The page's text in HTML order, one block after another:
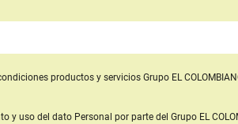
productos y servicios Grupo EL
y uso del dato Personal por parte del Grupo EL